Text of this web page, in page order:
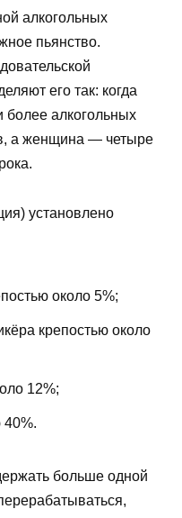
алкогольных
пьянство.
его так: когда
более алкогольных
а женщина — четыре
установлено
около 5%;
крепостью около
12%;
40%.
больше одной